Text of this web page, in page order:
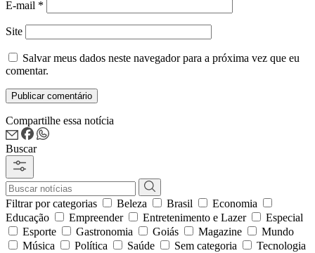
E-mail *
Site
Salvar meus dados neste navegador para a próxima vez que eu
comentar.
Compartilhe essa notícia
Buscar
Filtrar por categorias Beleza Brasil
Economia
Educação
Empreender Entretenimento e Lazer
Especial
Esporte
Gastronomia Goiás Magazine
Mundo
Música
Política Saúde Sem categoria
Tecnologia